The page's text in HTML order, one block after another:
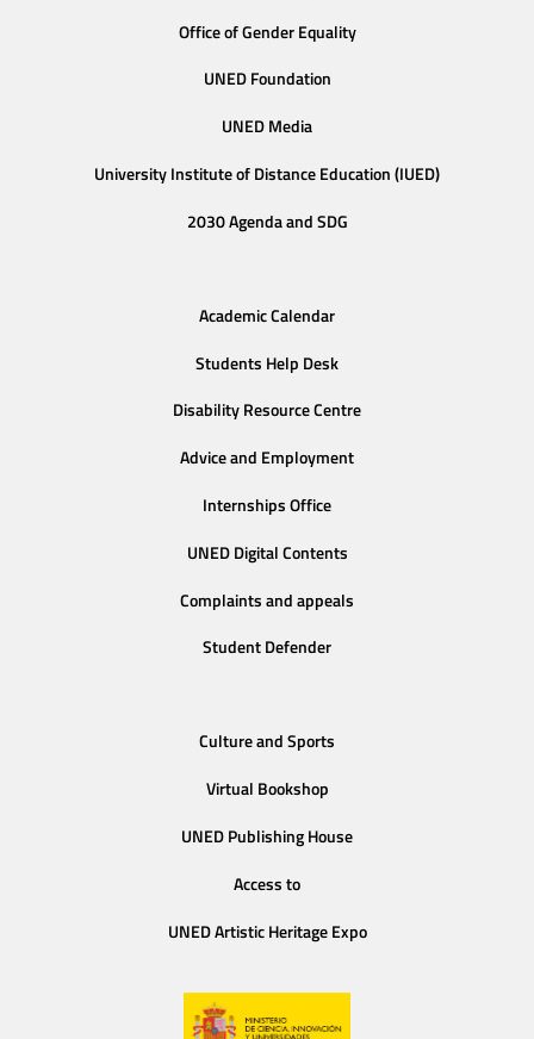
Office of Gender Equality
UNED Foundation
UNED Media
University Institute of Distance Education (IUED)
2030 Agenda and SDG
Academic Calendar
Students Help Desk
Disability Resource Centre
Advice and Employment
Internships Office
UNED Digital Contents
Complaints and appeals
Student Defender
Culture and Sports
Virtual Bookshop
UNED Publishing House
Access to
UNED Artistic Heritage Expo